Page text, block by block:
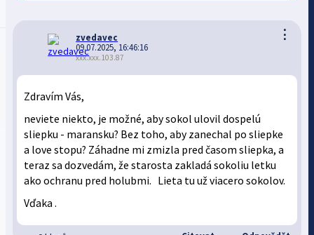
⋮
zvedavec
09.07.2025, 16:46:16
xxx.xxx.103.87
Zdravím Vás,
neviete niekto, je možné, aby sokol ulovil dospelú
sliepku - maransku? Bez toho, aby zanechal po sliepke
a love stopu? Záhadne mi zmizla pred časom sliepka, a
teraz sa dozvedám, že starosta zakladá sokoliu letku
ako ochranu pred holubmi. Lieta tu už viacero sokolov.
Vďaka .